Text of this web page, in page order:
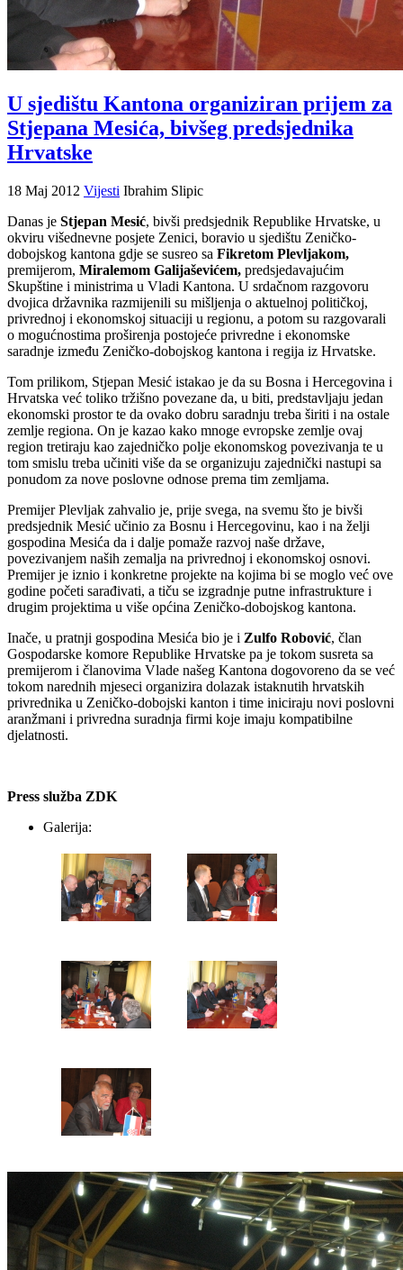
U sjedištu Kantona organiziran prijem za
Stjepana Mesića, bivšeg predsjednika
Hrvatske
18 Maj 2012 Vijesti Ibrahim Slipic
Danas je Stjepan Mesić, bivši predsjednik Republike Hrvatske, u
okviru višednevne posjete Zenici, boravio u sjedištu Zeničko-
dobojskog kantona gdje se susreo sa Fikretom Plevljakom,
premijerom, Miralemom Galijaševićem, predsjedavajućim
Skupštine i ministrima u Vladi Kantona. U srdačnom razgovoru
dvojica državnika razmijenili su mišljenja o aktuelnoj političkoj,
privrednoj i ekonomskoj situaciji u regionu, a potom su razgovarali
o mogućnostima proširenja postojeće privredne i ekonomske
saradnje između Zeničko-dobojskog kantona i regija iz Hrvatske.
Tom prilikom, Stjepan Mesić istakao je da su Bosna i Hercegovina i
Hrvatska već toliko tržišno povezane da, u biti, predstavljaju jedan
ekonomski prostor te da ovako dobru saradnju treba širiti i na ostale
zemlje regiona. On je kazao kako mnoge evropske zemlje ovaj
region tretiraju kao zajedničko polje ekonomskog povezivanja te u
tom smislu treba učiniti više da se organizuju zajednički nastupi sa
ponudom za nove poslovne odnose prema tim zemljama.
Premijer Plevljak zahvalio je, prije svega, na svemu što je bivši
predsjednik Mesić učinio za Bosnu i Hercegovinu, kao i na želji
gospodina Mesića da i dalje pomaže razvoj naše države,
povezivanjem naših zemalja na privrednoj i ekonomskoj osnovi.
Premijer je iznio i konkretne projekte na kojima bi se moglo već ove
godine početi sarađivati, a tiču se izgradnje putne infrastrukture i
drugim projektima u više općina Zeničko-dobojskog kantona.
Inače, u pratnji gospodina Mesića bio je i Zulfo Robović, član
Gospodarske komore Republike Hrvatske pa je tokom susreta sa
premijerom i članovima Vlade našeg Kantona dogovoreno da se već
tokom narednih mjeseci organizira dolazak istaknutih hrvatskih
privrednika u Zeničko-dobojski kanton i time iniciraju novi poslovni
aranžmani i privredna suradnja firmi koje imaju kompatibilne
djelatnosti.
Press služba ZDK
Galerija: